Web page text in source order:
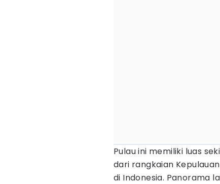
Pulau ini memiliki luas
dari rangkaian Kepulauan
di Indonesia. Panorama